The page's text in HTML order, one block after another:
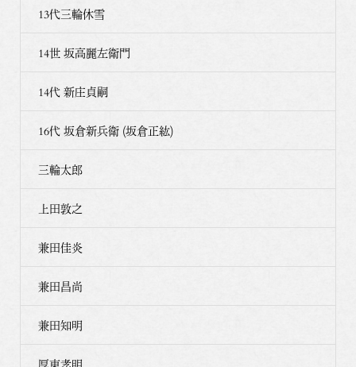
13代三輪休雪
14世 坂高麗左衛門
14代 新庄貞嗣
16代 坂倉新兵衛 (坂倉正紘)
三輪太郎
上田敦之
兼田佳炎
兼田昌尚
兼田知明